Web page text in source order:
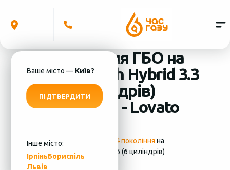
Ваше місто — Київ?
ПІДТВЕРДИТИ
Інше місто:
ІрпіньБориспіль
Львів
Встановлення ГБО на
Lexus RX400h Hybrid 3.3
2006 (6 циліндрів)
система ГБО - Lovato
Фотографії установки ГБО 4 покоління на
Lexus RX400h Hybrid 3.3 2006 (6 циліндрів)